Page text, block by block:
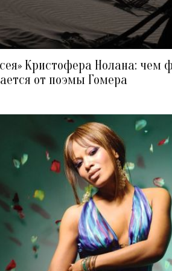
Кристофера Нолана: чем
от поэмы Гомера